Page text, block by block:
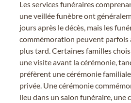
Les services funéraires
une veillée funèbre ont
jours après le décès, mais les
commémoration peuvent parfois
plus tard. Certaines familles
une visite avant la cérémonie,
préfèrent une cérémonie
privée. Une cérémonie
lieu dans un salon funéraire, une